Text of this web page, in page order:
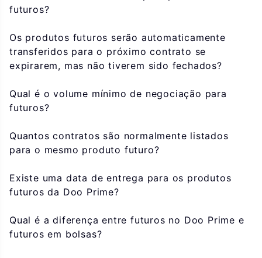
futuros?
Os produtos futuros serão automaticamente
transferidos para o próximo contrato se
expirarem, mas não tiverem sido fechados?
Qual é o volume mínimo de negociação para
futuros?
Quantos contratos são normalmente listados
para o mesmo produto futuro?
Existe uma data de entrega para os produtos
futuros da Doo Prime?
Qual é a diferença entre futuros no Doo Prime e
futuros em bolsas?